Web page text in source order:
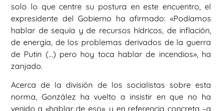
solo lo que centre su postura en este encuentro, el
expresidente del Gobierno ha afirmado: «Podíamos
hablar de sequía y de recursos hídricos, de inflación,
de energía, de los problemas derivados de la guerra
de Putin (…) pero hoy toca hablar de incendios», ha
zanjado.
Acerca de la división de los socialistas sobre esta
norma, González ha vuelto a insistir en que no ha
venido a «hablar de eso», y en referencia concreta –a